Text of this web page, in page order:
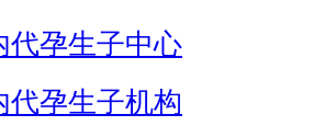
代孕生子中心
代孕生子机构